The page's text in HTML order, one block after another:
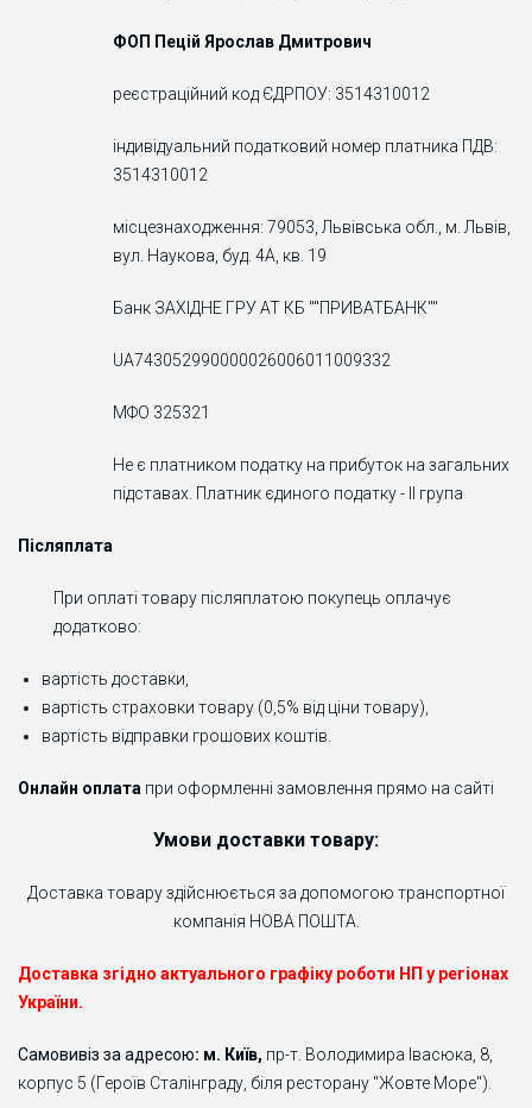
ФОП Пецій Ярослав Дмитрович
реєстраційний код ЄДРПОУ: 3514310012
індивідуальний податковий номер платника ПДВ:
3514310012
місцезнаходження: 79053, Львівська обл., м. Львів,
вул. Наукова, буд. 4А, кв. 19
Банк ЗАХIДНЕ ГРУ АТ КБ ""ПРИВАТБАНК""
UA743052990000026006011009332
МФО 325321
Не є платником податку на прибуток на загальних
підставах. Платник єдиного податку - ІІ група
Післяплата
При оплаті товару післяплатою покупець оплачує
додатково:
вартість доставки,
вартість страховки товару (0,5% від ціни товару),
вартість відправки грошових коштів.
Онлайн оплата при оформленні замовлення прямо на сайті
Умови доставки товару:
Доставка товару здійснюється за допомогою транспортної
компанія НОВА ПОШТА.
Доставка згідно актуального графіку роботи НП у регіонах
України.
Самовивіз за адресою: м. Київ, пр-т. Володимира Івасюка, 8,
корпус 5 (Героїв Сталінграду, біля ресторану "Жовте Море")